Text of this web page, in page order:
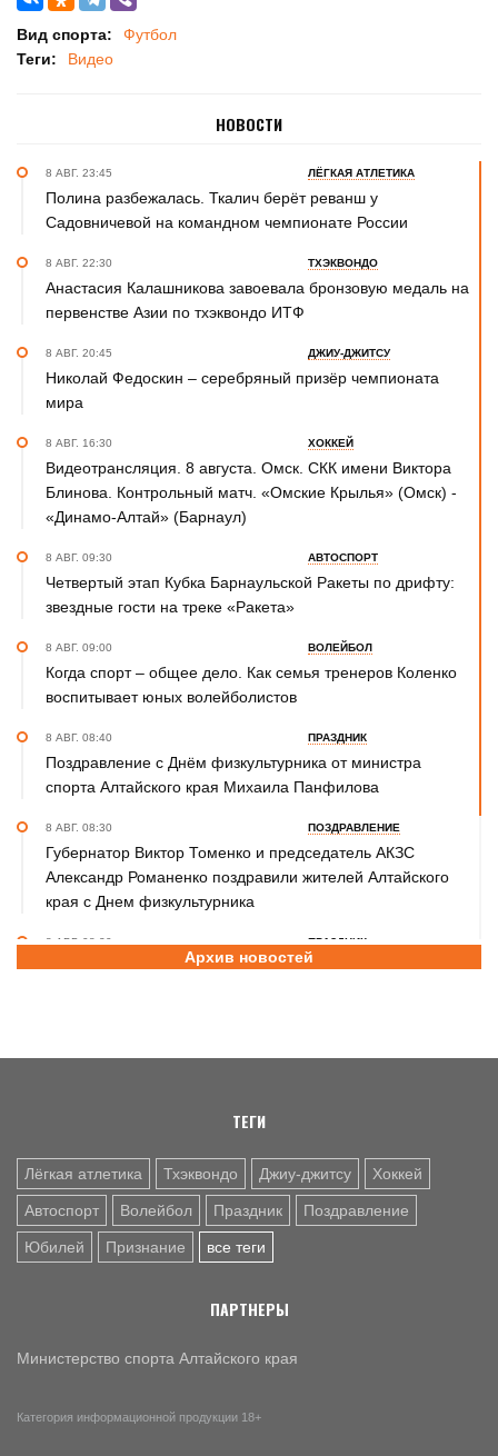
Вид спорта:
Футбол
Теги:
Видео
НОВОСТИ
8 АВГ. 23:45 ЛЁГКАЯ АТЛЕТИКА
Полина разбежалась. Ткалич берёт реванш у
Садовничевой на командном чемпионате России
8 АВГ. 22:30 ТХЭКВОНДО
Анастасия Калашникова завоевала бронзовую медаль на
первенстве Азии по тхэквондо ИТФ
8 АВГ. 20:45 ДЖИУ-ДЖИТСУ
Николай Федоскин – серебряный призёр чемпионата
мира
8 АВГ. 16:30 ХОККЕЙ
Видеотрансляция. 8 августа. Омск. СКК имени Виктора
Блинова. Контрольный матч. «Омские Крылья» (Омск) -
«Динамо-Алтай» (Барнаул)
8 АВГ. 09:30 АВТОСПОРТ
Четвертый этап Кубка Барнаульской Ракеты по дрифту:
звездные гости на треке «Ракета»
8 АВГ. 09:00 ВОЛЕЙБОЛ
Когда спорт – общее дело. Как семья тренеров Коленко
воспитывает юных волейболистов
8 АВГ. 08:40 ПРАЗДНИК
Поздравление с Днём физкультурника от министра
спорта Алтайского края Михаила Панфилова
8 АВГ. 08:30 ПОЗДРАВЛЕНИЕ
Губернатор Виктор Томенко и председатель АКЗС
Александр Романенко поздравили жителей Алтайского
края с Днем физкультурника
8 АВГ. 08:20 ПРАЗДНИК
Поздравление с Днем физкультурника от министра
Базовый элемент. Александру Городову - 70 лет
Архив новостей
ТЕГИ
Лёгкая атлетика Тхэквондо Джиу-джитсу Хоккей
Автоспорт Волейбол Праздник Поздравление
Юбилей Признание все теги
ПАРТНЕРЫ
Министерство спорта Алтайского края
Категория информационной продукции 18+